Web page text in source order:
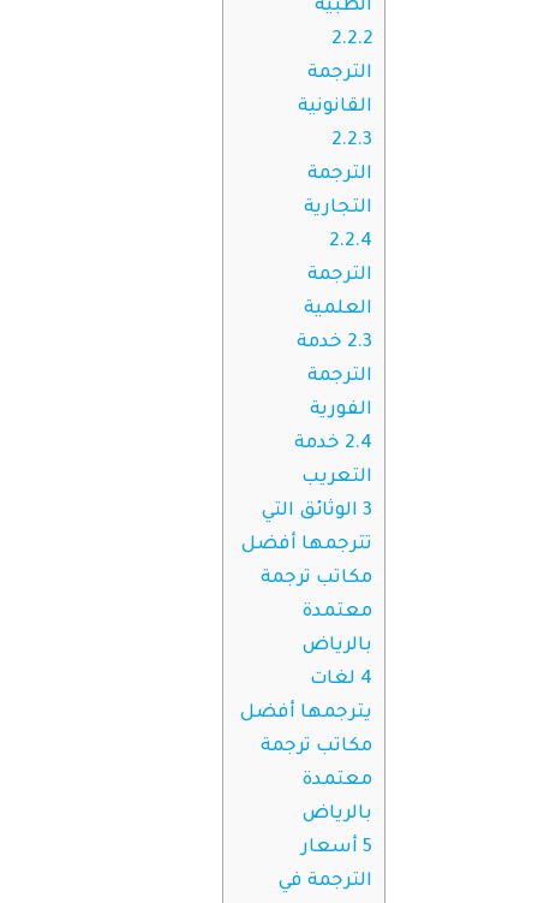
الطبية
2.2.2
الترجمة
القانونية
2.2.3
الترجمة
التجارية
2.2.4
الترجمة
العلمية
2.3 خدمة
الترجمة
الفورية
2.4 خدمة
التعريب
3 الوثائق التي
تترجمها أفضل
مكاتب ترجمة
معتمدة
بالرياض
4 لغات
يترجمها أفضل
مكاتب ترجمة
معتمدة
بالرياض
5 أسعار
الترجمة في